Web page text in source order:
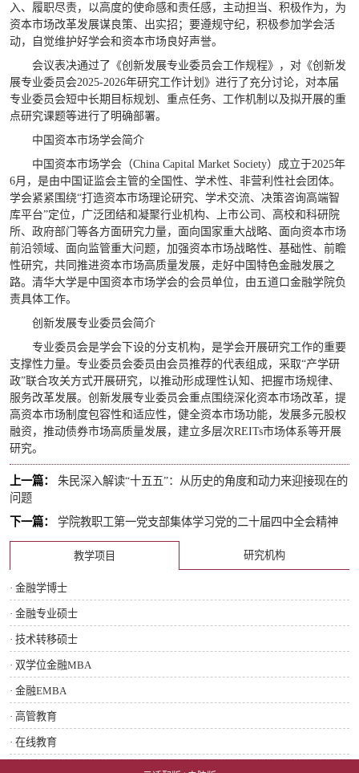
入、履职尽责，以高度的使命感和责任感，主动担当、积极作为，为
资本市场改革发展谋良策、出实招；要遵规守纪，积极参加学会活
动，自觉维护好学会和资本市场良好声誉。
会议表决通过了《创新发展专业委员会工作规程》，对《创新发
展专业委员会2025-2026年研究工作计划》进行了充分讨论，对本届
专业委员会短中长期目标规划、重点任务、工作机制以及拟开展的重
点研究课题等进行了明确部署。
中国资本市场学会简介
中国资本市场学会（China Capital Market Society）成立于2025年
6月，是由中国证监会主管的全国性、学术性、非营利性社会团体。
学会紧紧围绕“打造资本市场理论研究、学术交流、决策咨询高端智
库平台”定位，广泛团结和凝聚行业机构、上市公司、高校和科研院
所、政府部门等各方面研究力量，面向国家重大战略、面向资本市场
前沿领域、面向监管重大问题，加强资本市场战略性、基础性、前瞻
性研究，共同推进资本市场高质量发展，走好中国特色金融发展之
路。清华大学是中国资本市场学会的会员单位，由五道口金融学院负
责具体工作。
创新发展专业委员会简介
专业委员会是学会下设的分支机构，是学会开展研究工作的重要
支撑性力量。专业委员会委员由会员推荐的代表组成，采取“产学研
政”联合攻关方式开展研究，以推动形成理性认知、把握市场规律、
服务改革发展。创新发展专业委员会重点围绕深化资本市场改革，提
高资本市场制度包容性和适应性，健全资本市场功能，发展多元股权
融资，推动债券市场高质量发展，建立多层次REITs市场体系等开展
研究。
上一篇：
朱民深入解读“十五五”：从历史的角度和动力来迎接现在的
问题
下一篇：
学院教职工第一党支部集体学习党的二十届四中全会精神
教学项目 研究机构
· 金融学博士
· 金融专业硕士
· 技术转移硕士
· 双学位金融MBA
· 金融EMBA
· 高管教育
· 在线教育